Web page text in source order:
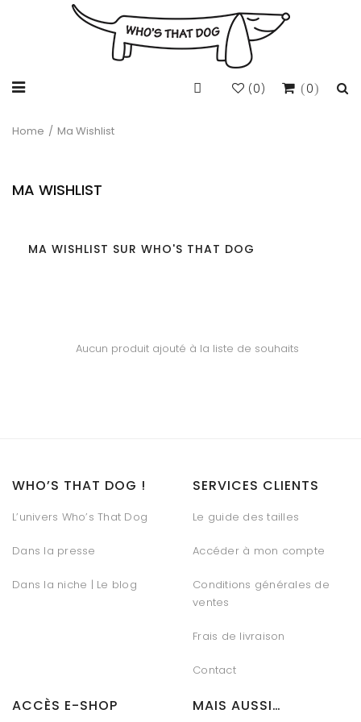
0
(0)
Home / Ma Wishlist
MA WISHLIST
MA WISHLIST SUR WHO'S THAT DOG
Aucun produit ajouté à la liste de souhaits
WHO’S THAT DOG !
L’univers Who’s That Dog
Dans la presse
Dans la niche | Le blog
SERVICES CLIENTS
Le guide des tailles
Accéder à mon compte
Conditions générales de
ventes
Frais de livraison
Contact
ACCÈS E-SHOP MAIS AUSSI…